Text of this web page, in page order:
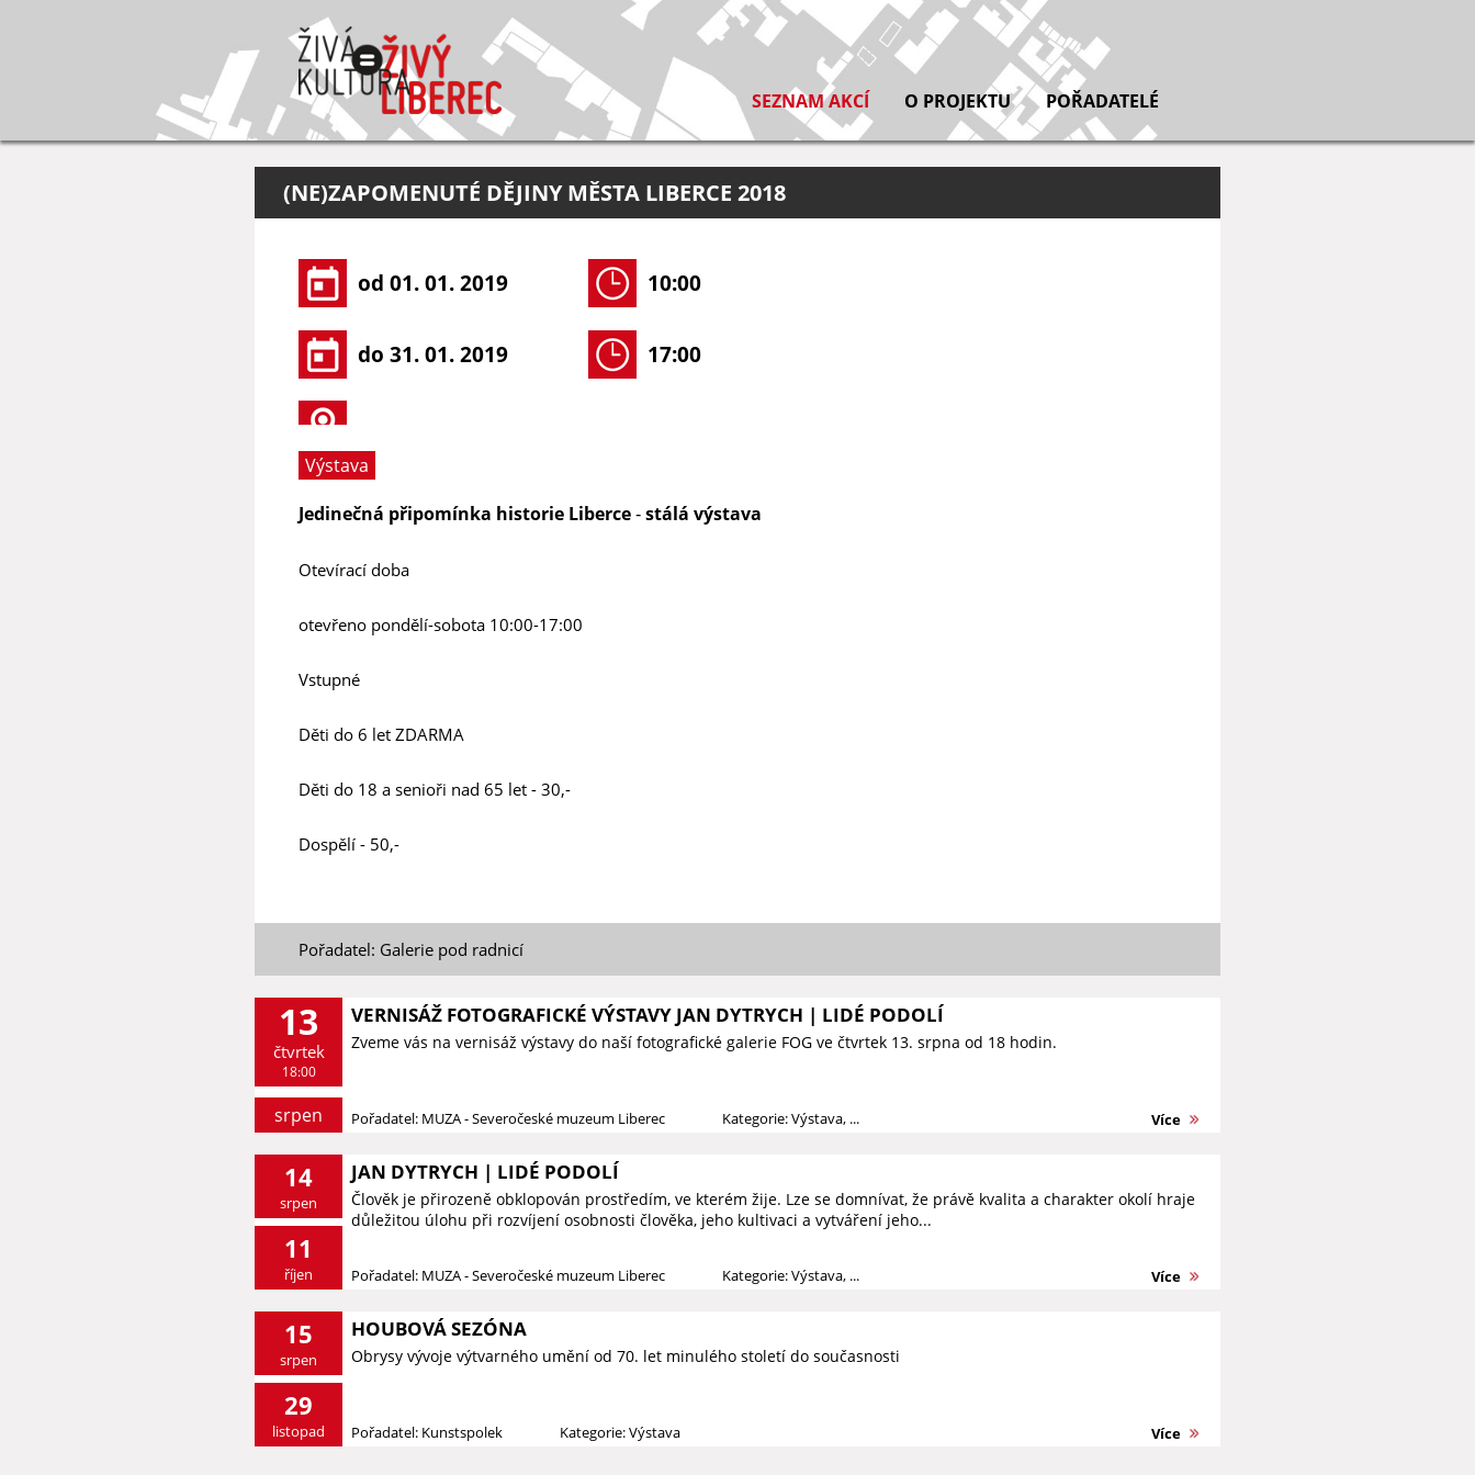
SEZNAM AKCÍ O PROJEKTU POŘADATELÉ
(NE)ZAPOMENUTÉ DĚJINY MĚSTA LIBERCE 2018
od 01. 01. 2019 10:00
do 31. 01. 2019 17:00
Výstava
Jedinečná připomínka historie Liberce ‐ stálá výstava
Otevírací doba
otevřeno pondělí-sobota 10:00-17:00
Vstupné
Děti do 6 let ZDARMA
Děti do 18 a senioři nad 65 let - 30,-
Dospělí - 50,-
Pořadatel: Galerie pod radnicí
13
čtvrtek
18:00
srpen
VERNISÁŽ FOTOGRAFICKÉ VÝSTAVY JAN DYTRYCH | LIDÉ PODOLÍ
Zveme vás na vernisáž výstavy do naší fotografické galerie FOG ve čtvrtek 13. srpna od 18 hodin.
Pořadatel: MUZA - Severočeské muzeum Liberec Kategorie: Výstava, ... Více
14
srpen
11
říjen
JAN DYTRYCH | LIDÉ PODOLÍ
Člověk je přirozeně obklopován prostředím, ve kterém žije. Lze se domnívat, že právě kvalita a charakter okolí hraje
důležitou úlohu při rozvíjení osobnosti člověka, jeho kultivaci a vytváření jeho...
Pořadatel: MUZA - Severočeské muzeum Liberec Kategorie: Výstava, ... Více
15
srpen
29
listopad
HOUBOVÁ SEZÓNA
Obrysy vývoje výtvarného umění od 70. let minulého století do současnosti
Pořadatel: Kunstspolek Kategorie: Výstava Více